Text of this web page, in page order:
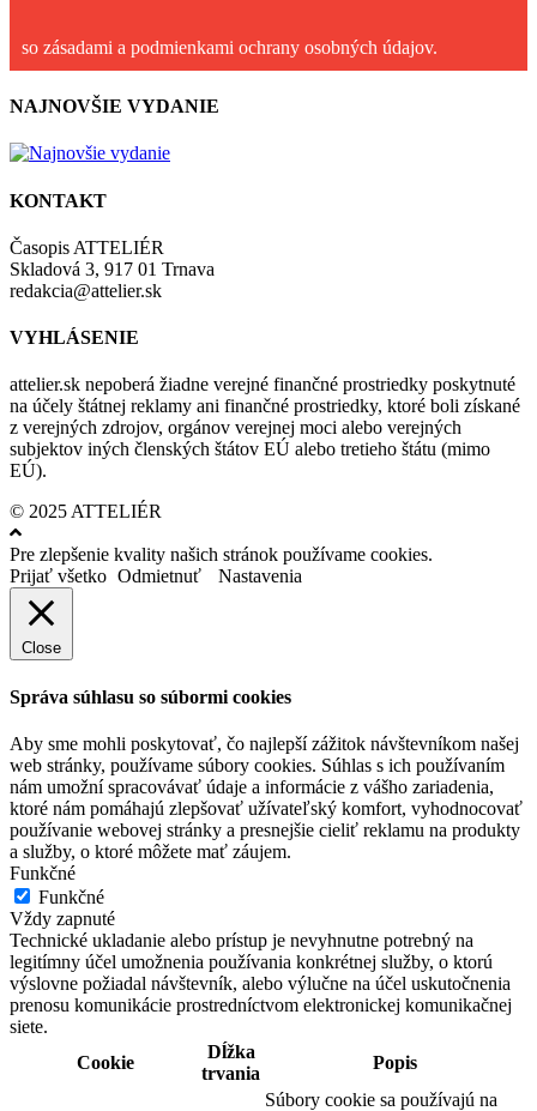
so zásadami a podmienkami ochrany osobných údajov.
NAJNOVŠIE VYDANIE
KONTAKT
Časopis ATTELIÉR
Skladová 3, 917 01 Trnava
redakcia@attelier.sk
VYHLÁSENIE
attelier.sk nepoberá žiadne verejné finančné prostriedky poskytnuté
na účely štátnej reklamy ani finančné prostriedky, ktoré boli získané
z verejných zdrojov, orgánov verejnej moci alebo verejných
subjektov iných členských štátov EÚ alebo tretieho štátu (mimo
EÚ).
© 2025 ATTELIÉR
Pre zlepšenie kvality našich stránok používame cookies.
Prijať všetko Odmietnuť Nastavenia
Close
Správa súhlasu so súbormi cookies
Aby sme mohli poskytovať, čo najlepší zážitok návštevníkom našej
web stránky, používame súbory cookies. Súhlas s ich používaním
nám umožní spracovávať údaje a informácie z vášho zariadenia,
ktoré nám pomáhajú zlepšovať užívateľský komfort, vyhodnocovať
používanie webovej stránky a presnejšie cieliť reklamu na produkty
a služby, o ktoré môžete mať záujem.
Funkčné
Funkčné
Vždy zapnuté
Technické ukladanie alebo prístup je nevyhnutne potrebný na
legitímny účel umožnenia používania konkrétnej služby, o ktorú
výslovne požiadal návštevník, alebo výlučne na účel uskutočnenia
prenosu komunikácie prostredníctvom elektronickej komunikačnej
siete.
Cookie
Dĺžka
trvania
Popis
Súbory cookie sa používajú na